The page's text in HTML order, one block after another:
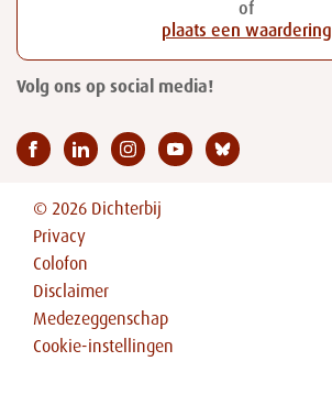
of
plaats een waardering
Volg ons op social media!
© 2026 Dichterbij
Privacy
Colofon
Disclaimer
Medezeggenschap
Cookie-instellingen